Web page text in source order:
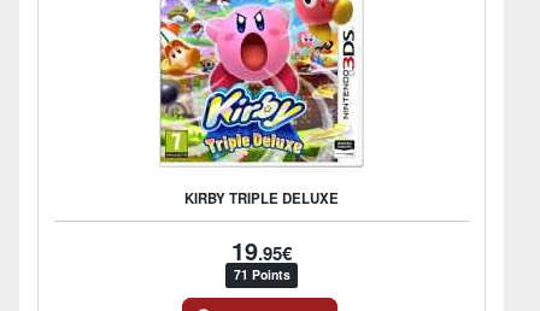
KIRBY TRIPLE DELUXE
19.95€
71 Points